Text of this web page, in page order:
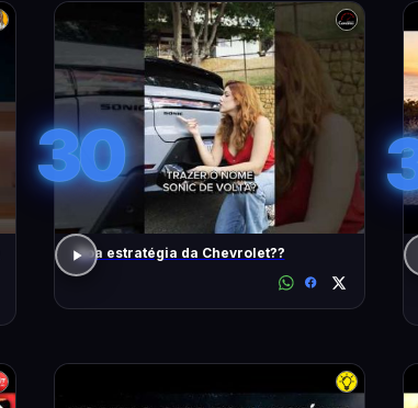
30
Boa estratégia da Chevrolet??